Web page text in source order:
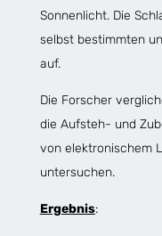
Sonnenlicht. Die
selbst bestimmten
auf.
Die Forscher
die Aufsteh- und
von elektronischem
untersuchen.
Ergebnis: